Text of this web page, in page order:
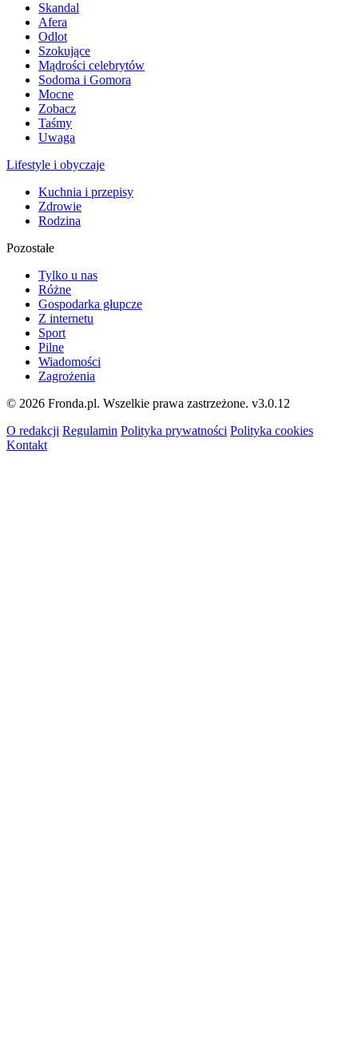
Skandal
Afera
Odlot
Szokujące
Mądrości celebrytów
Sodoma i Gomora
Mocne
Zobacz
Taśmy
Uwaga
Lifestyle i obyczaje
Kuchnia i przepisy
Zdrowie
Rodzina
Pozostałe
Tylko u nas
Różne
Gospodarka głupcze
Z internetu
Sport
Pilne
Wiadomości
Zagrożenia
© 2026 Fronda.pl. Wszelkie prawa zastrzeżone. v3.0.12
O redakcji Regulamin Polityka prywatności Polityka cookies
Kontakt